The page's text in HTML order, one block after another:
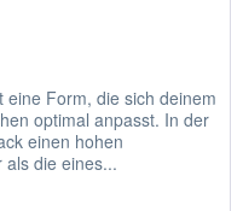
Form, die sich deinem
optimal anpasst. In der
einen hohen
als die eines...